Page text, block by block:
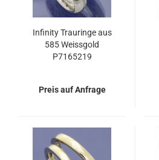
Infinity Trauringe aus
585 Weissgold
P7165219
Preis auf Anfrage